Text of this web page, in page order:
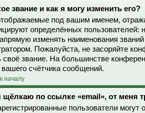
звание и как я могу изменить его?
под вашим именем,
определённых
изменять наименования
Пожалуйста, не засоряйте
своё звание. На большинстве
вашего счётчика сообщений.
началу
щёлкаю по ссылке «email», от меня
пользователи